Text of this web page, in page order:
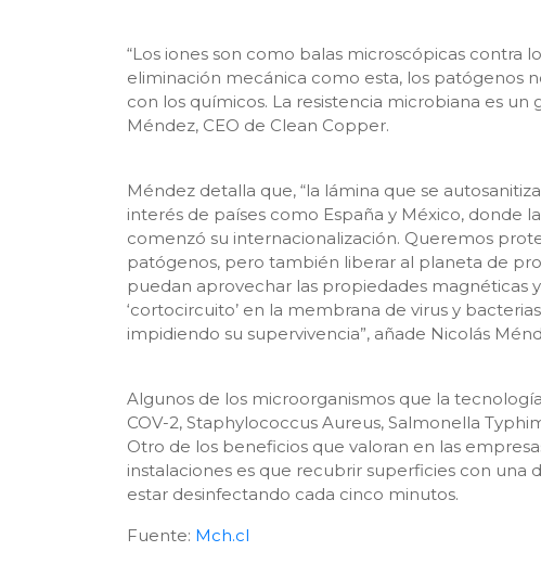
“Los iones son como balas microscópicas contra
eliminación mecánica como esta, los patógenos
con los químicos. La resistencia microbiana es
Méndez, CEO de Clean Copper.
Méndez detalla que, “la lámina que se
interés de países como España y México, donde
comenzó su internacionalización. Queremos
patógenos, pero también liberar al planeta de
puedan aprovechar las propiedades magnéticas
‘cortocircuito’ en la membrana de virus y
impidiendo su supervivencia”, añade Nicolás
Algunos de los microorganismos que la
COV-2, Staphylococcus Aureus, Salmonella
Otro de los beneficios que valoran en las
instalaciones es que recubrir superficies con una
estar desinfectando cada cinco minutos.
Fuente: Mch.cl